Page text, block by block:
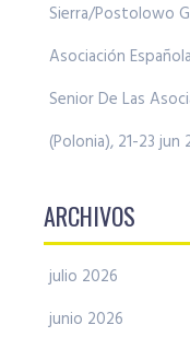
Sierra/Postolowo
Asociación
Senior De Las
(Polonia), 21-23 jun
ARCHIVOS
julio 2026
junio 2026